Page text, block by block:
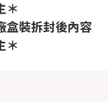
＊
盒裝拆封後內容
＊